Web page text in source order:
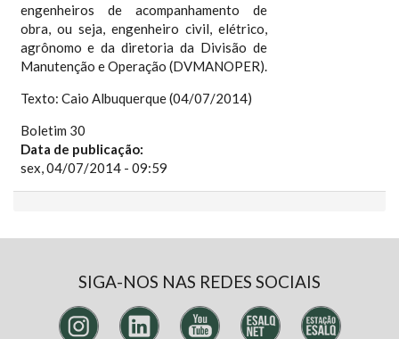
engenheiros de acompanhamento de
obra, ou seja, engenheiro civil, elétrico,
agrônomo e da diretoria da Divisão de
Manutenção e Operação (DVMANOPER).
Texto: Caio Albuquerque (04/07/2014)
Boletim 30
Data de publicação:
sex, 04/07/2014 - 09:59
SIGA-NOS NAS REDES SOCIAIS